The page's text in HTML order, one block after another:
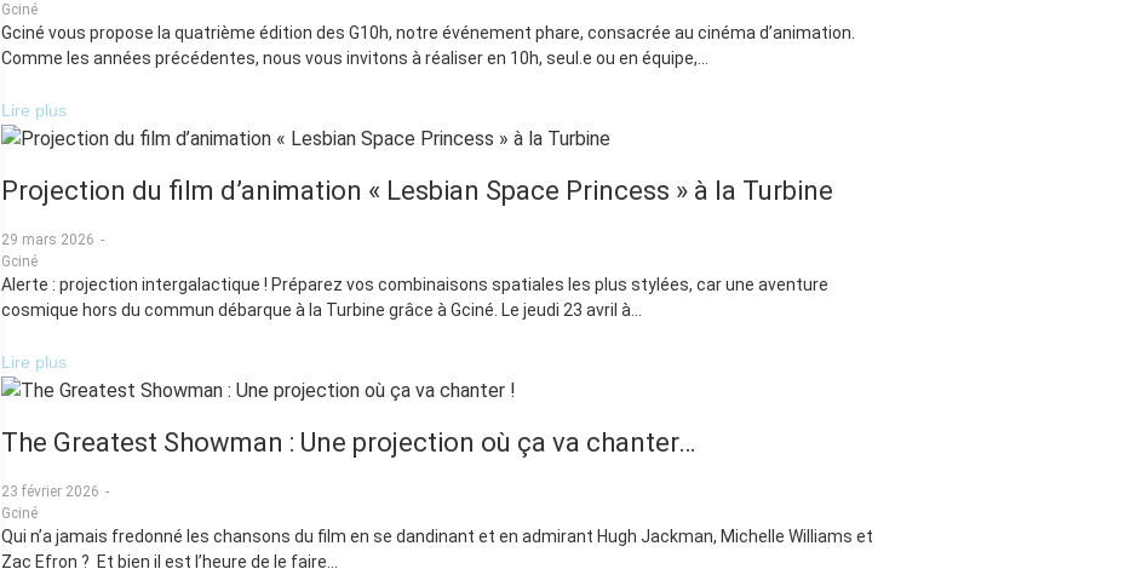
Gciné
Gciné vous propose la quatrième édition des G10h, notre événement phare, consacrée au cinéma d’animation.
Comme les années précédentes, nous vous invitons à réaliser en 10h, seul.e ou en équipe,...
Lire plus
Projection du film d’animation « Lesbian Space Princess » à la Turbine
29 mars 2026 -
Gciné
Alerte : projection intergalactique ! Préparez vos combinaisons spatiales les plus stylées, car une aventure
cosmique hors du commun débarque à la Turbine grâce à Gciné. Le jeudi 23 avril à...
Lire plus
The Greatest Showman : Une projection où ça va chanter…
23 février 2026 -
Gciné
Qui n’a jamais fredonné les chansons du film en se dandinant et en admirant Hugh Jackman, Michelle Williams et
Zac Efron ? Et bien il est l’heure de le faire...